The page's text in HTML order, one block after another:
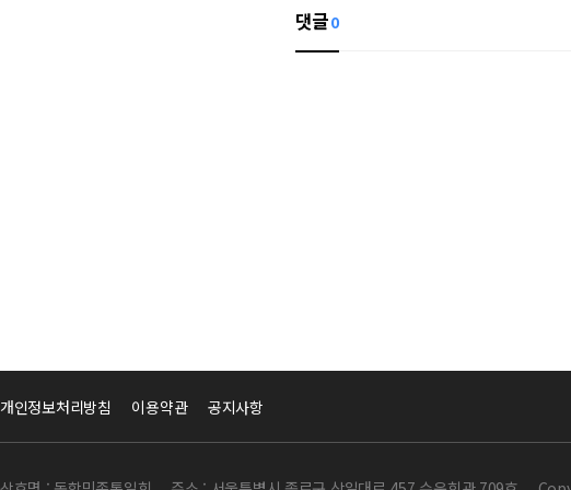
댓글0
개인정보처리방침 이용약관 공지사항